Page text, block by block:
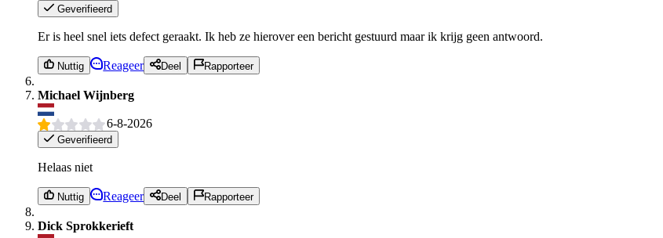
Geverifieerd
Er is heel snel iets defect geraakt. Ik heb ze hierover een bericht gestuurd maar ik krijg geen antwoord.
Nuttig Reageer Deel Rapporteer
Michael Wijnberg
6-8-2026
Geverifieerd
Helaas niet
Nuttig Reageer Deel Rapporteer
Dick Sprokkerieft